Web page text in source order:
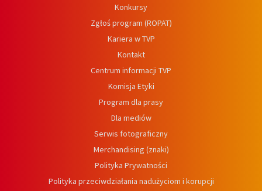
Konkursy
Zgłoś program (ROPAT)
Kariera w TVP
Kontakt
Centrum informacji TVP
Komisja Etyki
Program dla prasy
Dla mediów
Serwis fotograficzny
Merchandising (znaki)
Polityka Prywatności
Polityka przeciwdziałania nadużyciom i korupcji